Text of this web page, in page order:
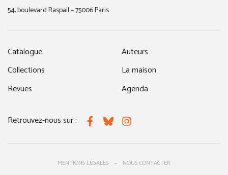
54, boulevard Raspail – 75006 Paris
Catalogue
Collections
Revues
Auteurs
La maison
Agenda
Retrouvez-nous sur : FacebookBlueskyInstagram
MENTIONS LÉGALES NOUS CONTACTER